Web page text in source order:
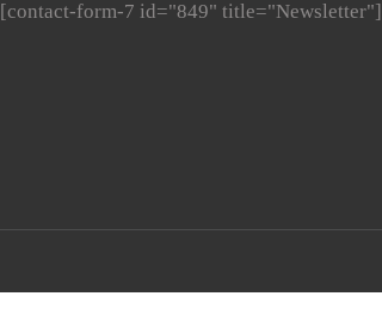
[contact-form-7 id="849" title="Newsletter"]